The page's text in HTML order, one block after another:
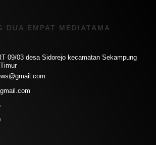
DUA EMPAT MEDIATAMA
09/03 desa Sidorejo kecamatan Sekampung